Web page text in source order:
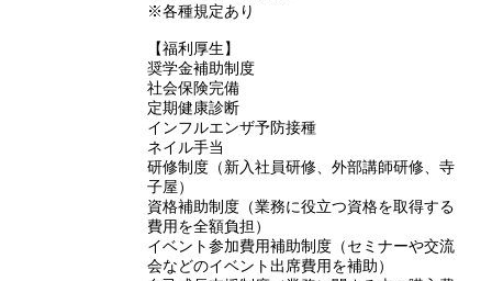
※各種規定あり
【福利厚生】
奨学金補助制度
社会保険完備
定期健康診断
インフルエンザ予防接種
ネイル手当
研修制度（新入社員研修、外部講師研修、寺
子屋）
資格補助制度（業務に役立つ資格を取得する
費用を全額負担）
イベント参加費用補助制度（セミナーや交流
会などのイベント出席費用を補助）